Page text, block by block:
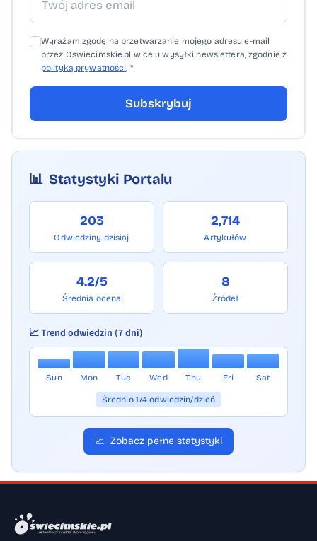
Wyrażam zgodę na przetwarzanie mojego adresu e-mail
przez Oswiecimskie.pl w celu wysyłki newslettera, zgodnie z
polityką prywatności . *
Subskrybuj
📊 Statystyki Portalu
203
Odwiedziny dzisiaj
2,714
Artykułów
4.2/5
Średnia ocena
8
Źródeł
📈 Trend odwiedzin (7 dni)
Sun Mon Tue Wed Thu Fri Sat
Średnio 174 odwiedzin/dzień
📈 Zobacz pełne statystyki